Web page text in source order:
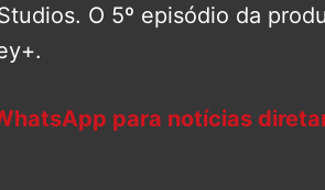
O 5º episódio da
para notícias